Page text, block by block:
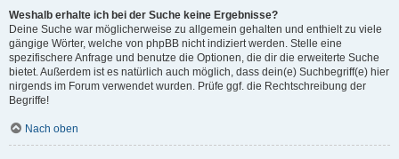
Weshalb erhalte ich bei der Suche keine Ergebnisse?
Deine Suche war möglicherweise zu allgemein gehalten und enthielt zu viele
gängige Wörter, welche von phpBB nicht indiziert werden. Stelle eine
spezifischere Anfrage und benutze die Optionen, die dir die erweiterte Suche
bietet. Außerdem ist es natürlich auch möglich, dass dein(e) Suchbegriff(e) hier
nirgends im Forum verwendet wurden. Prüfe ggf. die Rechtschreibung der
Begriffe!
Nach oben